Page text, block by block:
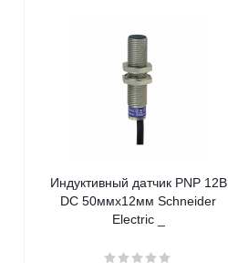
Индуктивный датчик PNP 12В
DC 50ммx12мм Schneider
Electric _